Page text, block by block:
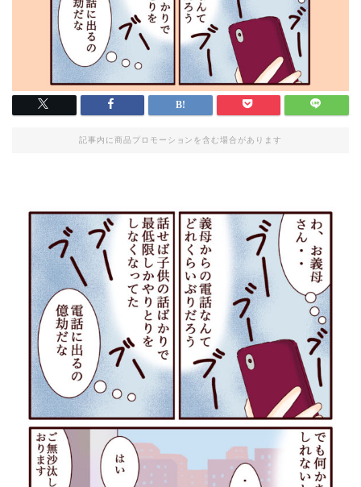
記事内に商品プロモーションを含む場合があります